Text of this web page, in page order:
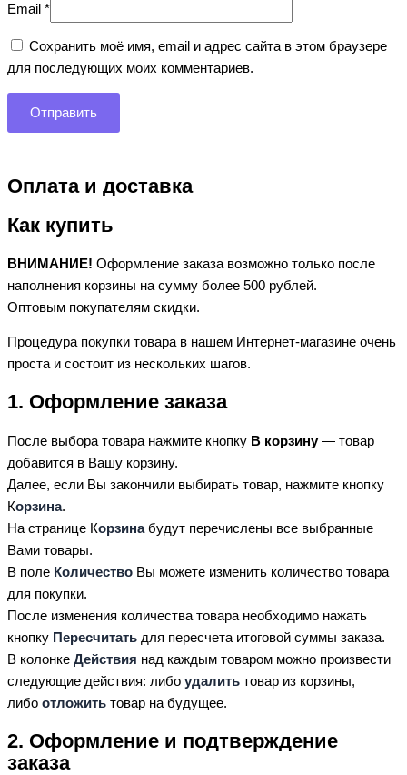
Email *
Сохранить моё имя, email и адрес сайта в этом браузере
для последующих моих комментариев.
Оплата и доставка
Как купить
ВНИМАНИЕ! Оформление заказа возможно только после
наполнения корзины на сумму более 500 рублей.
Оптовым покупателям скидки.
Процедура покупки товара в нашем Интернет-магазине очень
проста и состоит из нескольких шагов.
1. Оформление заказа
После выбора товара нажмите кнопку В корзину— товар
добавится в Вашу корзину.
Далее, если Вы закончили выбирать товар, нажмите кнопку
Корзина.
На странице Корзинабудут перечислены все выбранные
Вами товары.
В поле Количество Вы можете изменить количество товара
для покупки.
После изменения количества товара необходимо нажать
кнопку Пересчитать для пересчета итоговой суммы заказа.
В колонке Действия над каждым товаром можно произвести
следующие действия: либо удалить товар из корзины,
либо отложить товар на будущее.
2. Оформление и подтверждение
заказа